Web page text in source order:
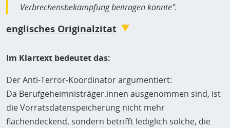
Verbrechensbekämpfung beitragen könnte".
englisches Originalzitat
professional secrecy also mean that not the whole
population is affected. The population covered by
the measures would fall under the category that
they „could, for other reasons, contribute, through
their data being retained, to fighting crime“.
Im Klartext bedeutet das:
Der Anti-Terror-Koordinator argumentiert:
Da Berufgeheimnisträger.innen ausgenommen sind, ist
die Vorratsdatenspeicherung nicht mehr
flächendeckend, sondern betrifft lediglich solche, die